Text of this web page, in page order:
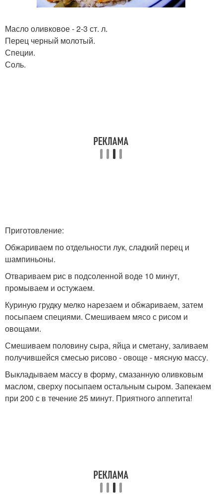
Масло оливковое - 2-3 ст. л.
Перец черный молотый.
Специи.
Соль.
Приготовление:
Обжариваем по отдельности лук, сладкий перец и
шампиньоны.
Отвариваем рис в подсоленной воде 10 минут,
промываем и остужаем.
Куриную грудку мелко нарезаем и обжариваем, затем
посыпаем специями. Смешиваем мясо с рисом и
овощами.
Смешиваем половину сыра, яйца и сметану, заливаем
получившейся смесью рисово - овоще - мясную массу.
Выкладываем массу в форму, смазанную оливковым
маслом, сверху посыпаем остальным сыром. Запекаем
при 200 с в течение 25 минут. Приятного аппетита!